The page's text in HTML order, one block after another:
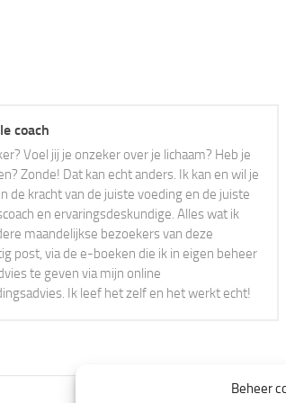
Beheer
coach
Voel jij je onzeker over je lichaam? Heb je
Zonde! Dat kan echt anders. Ik kan en wil je
de kracht van de juiste voeding en de juiste
en ervaringsdeskundige. Alles wat ik
maandelijkse bezoekers van deze
post, via de e-boeken die ik in eigen beheer
te geven via mijn online
Ik leef het zelf en het werkt echt!